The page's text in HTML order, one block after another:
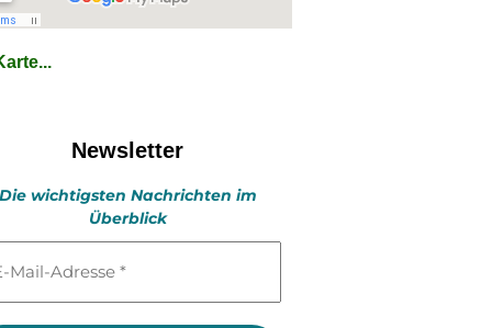
Newsletter
Die wichtigsten Nachrichten im
Überblick